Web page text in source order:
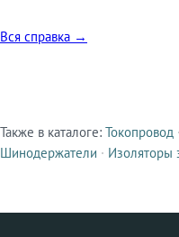
Вся справка →
Смежные
Также в каталоге: Токопровод ·
Шинодержатели ·